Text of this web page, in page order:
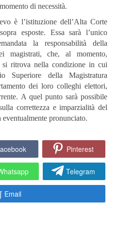
di necessità.
è l’istituzione dell’Alta Corte
esposte. Essa sarà l’unico
la responsabilità della
magistrati, che, al momento,
ritrova nella condizione in cui
Superiore della Magistratura
dei loro colleghi elettori,
A quel punto sarà possibile
correttezza e imparzialità del
pronunciato.
Pinterest
Telegram
Email